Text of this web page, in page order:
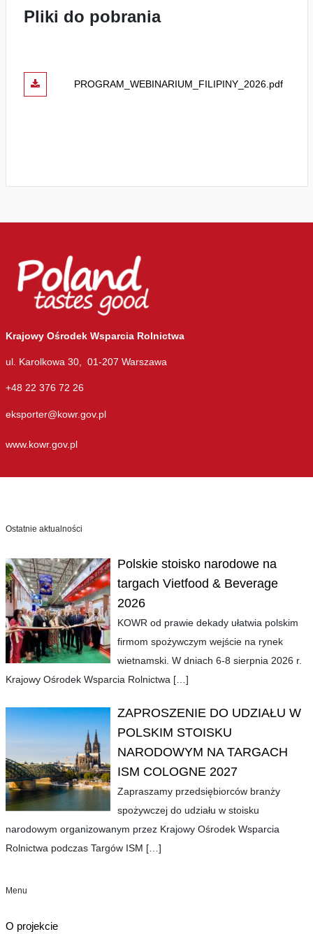
Pliki do pobrania
PROGRAM_WEBINARIUM_FILIPINY_2026.pdf
Krajowy Ośrodek Wsparcia Rolnictwa
ul. Karolkowa 30, 01-207 Warszawa
+48 22 376 72 26
eksporter@kowr.gov.pl
www.kowr.gov.pl
Ostatnie aktualności
Polskie stoisko narodowe na
targach Vietfood & Beverage
2026
KOWR od prawie dekady ułatwia polskim
firmom spożywczym wejście na rynek
wietnamski. W dniach 6-8 sierpnia 2026 r.
Krajowy Ośrodek Wsparcia Rolnictwa […]
ZAPROSZENIE DO UDZIAŁU W
POLSKIM STOISKU
NARODOWYM NA TARGACH
ISM COLOGNE 2027
Zapraszamy przedsiębiorców branży
spożywczej do udziału w stoisku
narodowym organizowanym przez Krajowy Ośrodek Wsparcia
Rolnictwa podczas Targów ISM […]
Menu
O projekcie